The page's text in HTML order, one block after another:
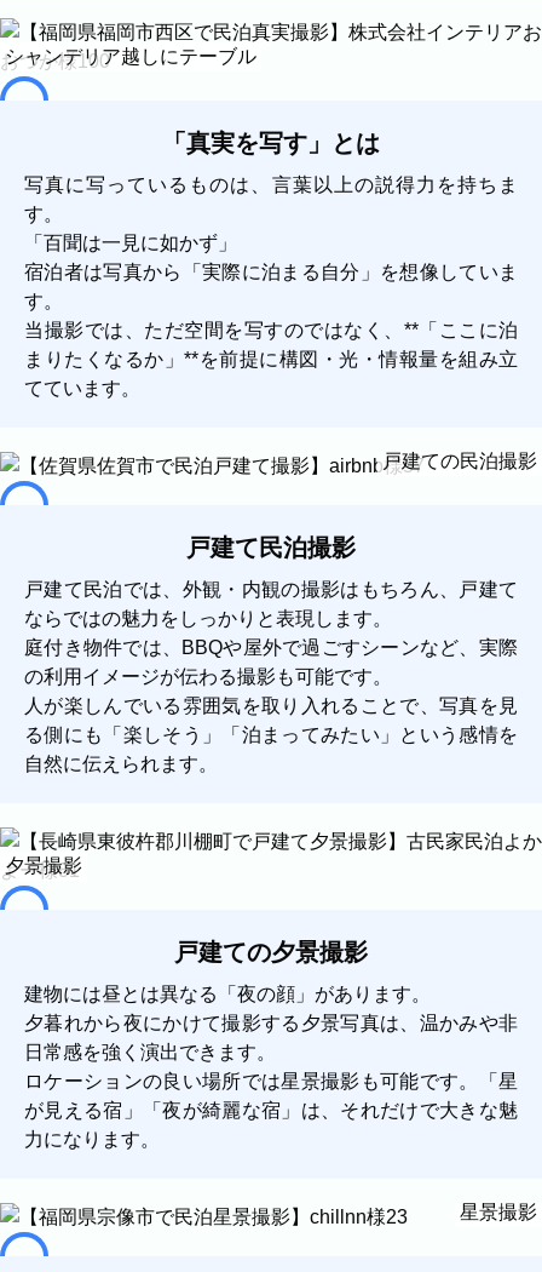
シャンデリア越しにテーブル
「真実を写す」とは
写真に写っているものは、言葉以上の説得力を持ちま
す。
「百聞は一見に如かず」
宿泊者は写真から「実際に泊まる自分」を想像していま
す。
当撮影では、ただ空間を写すのではなく、**「ここに泊
まりたくなるか」**を前提に構図・光・情報量を組み立
てています。
戸建ての民泊撮影
戸建て民泊撮影
戸建て民泊では、外観・内観の撮影はもちろん、戸建て
ならではの魅力をしっかりと表現します。
庭付き物件では、BBQや屋外で過ごすシーンなど、実際
の利用イメージが伝わる撮影も可能です。
人が楽しんでいる雰囲気を取り入れることで、写真を見
る側にも「楽しそう」「泊まってみたい」という感情を
自然に伝えられます。
夕景撮影
戸建ての夕景撮影
建物には昼とは異なる「夜の顔」があります。
夕暮れから夜にかけて撮影する夕景写真は、温かみや非
日常感を強く演出できます。
ロケーションの良い場所では星景撮影も可能です。「星
が見える宿」「夜が綺麗な宿」は、それだけで大きな魅
力になります。
星景撮影